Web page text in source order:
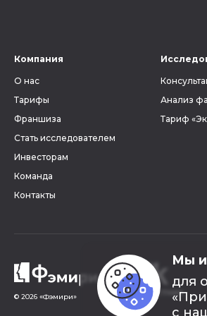
Компания
О нас
Тарифы
Франшиза
Стать исследователем
Инвесторам
Команда
Контакты
Анализ
Тариф
© 2026 «Фэмири»
Мы
для
с